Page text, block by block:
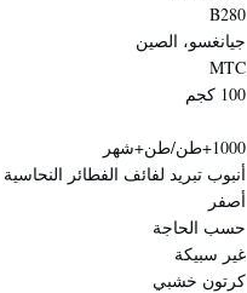
B280
جيانغسو، الصين
MTC
100 كجم
1000+طن/طن+شهر
أنبوب تبريد لفائف الفطائر النحاسية
أصفر
حسب الحاجة
غير سبيكة
كرتون خشبي